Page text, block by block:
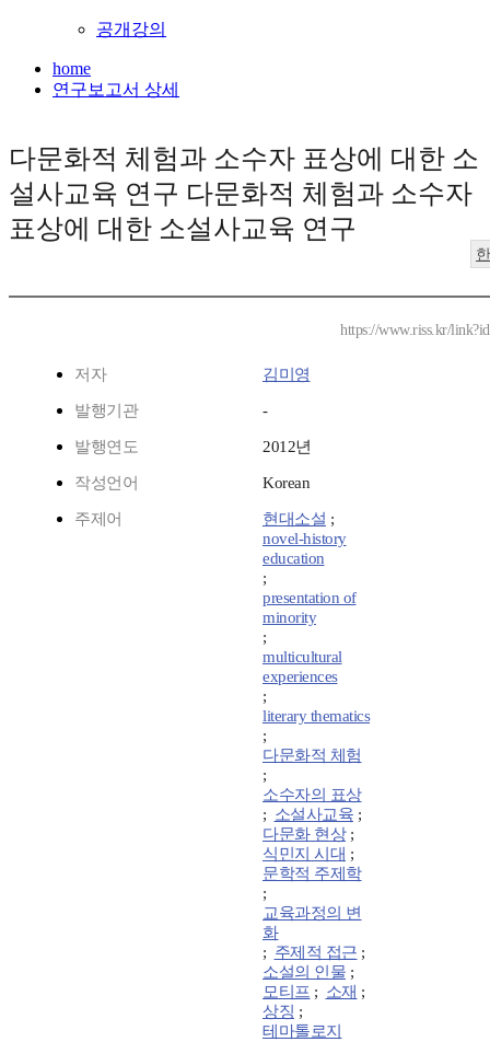
공개강의
home
연구보고서 상세
다문화적 체험과 소수자 표상에 대한 소
설사교육 연구 다문화적 체험과 소수자
표상에 대한 소설사교육 연구
https://www.riss.kr/
저자 김미영
발행기관 -
발행연도 2012년
작성언어 Korean
주제어 현대소설 ;
novel-history
education
;
presentation of
minority
;
multicultural
experiences
;
literary thematics
;
다문화적 체험
;
소수자의 표상
; 소설사교육 ;
다문화 현상;
식민지 시대 ;
문학적 주제학
;
교육과정의 변
화
; 주제적 접근 ;
소설의 인물 ;
모티프 ; 소재 ;
상징 ;
테마톨로지